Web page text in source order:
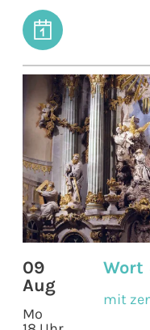
09
Aug
Mo
Wort
mit